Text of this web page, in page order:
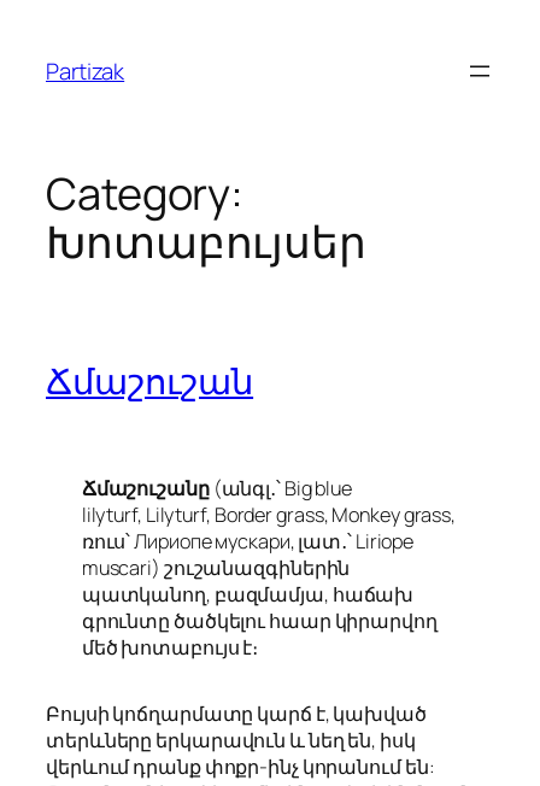
content
Partizak
Category:
Խոտաբույսեր
Ճմաշուշան
Ճմաշուշանը(անգլ․՝ Big blue
lilyturf, Lilyturf, Border grass, Monkey grass,
ռուս՝ Лириопе мускари, լատ․՝Liriope
muscari) շուշանազգիներին
պատկանող, բազմամյա, հաճախ
գրունտը ծածկելու հաար կիրարվող
մեծ խոտաբույս է։
Բույսի կոճղարմատը կարճ է, կախված
տերևները երկարավուն և նեղ են, իսկ
վերևում դրանք փոքր-ինչ կորանում են: